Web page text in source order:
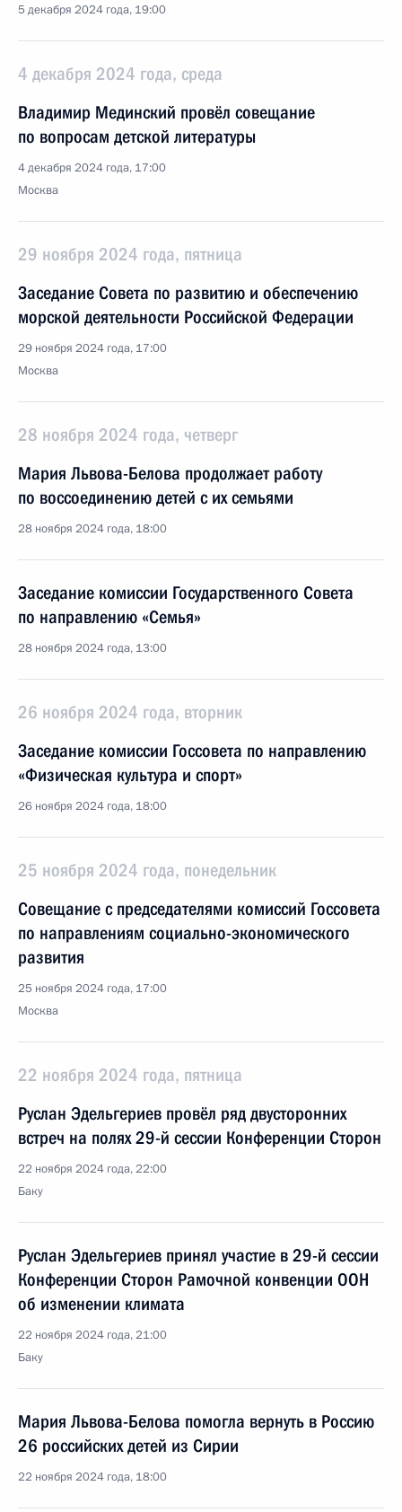
5 декабря 2024 года, 19:00
4 декабря 2024 года, среда
Владимир Мединский провёл совещание
по вопросам детской литературы
4 декабря 2024 года, 17:00
Москва
29 ноября 2024 года, пятница
Заседание Совета по развитию и обеспечению
морской деятельности Российской Федерации
29 ноября 2024 года, 17:00
Москва
28 ноября 2024 года, четверг
Мария Львова-Белова продолжает работу
по воссоединению детей с их семьями
28 ноября 2024 года, 18:00
Заседание комиссии Государственного Совета
по направлению «Семья»
28 ноября 2024 года, 13:00
26 ноября 2024 года, вторник
Заседание комиссии Госсовета по направлению
«Физическая культура и спорт»
26 ноября 2024 года, 18:00
25 ноября 2024 года, понедельник
Совещание с председателями комиссий Госсовета
по направлениям социально-экономического
развития
25 ноября 2024 года, 17:00
Москва
22 ноября 2024 года, пятница
Руслан Эдельгериев провёл ряд двусторонних
встреч на полях 29-й сессии Конференции Сторон
22 ноября 2024 года, 22:00
Баку
Руслан Эдельгериев принял участие в 29-й сессии
Конференции Сторон Рамочной конвенции ООН
об изменении климата
22 ноября 2024 года, 21:00
Баку
Мария Львова-Белова помогла вернуть в Россию
26 российских детей из Сирии
22 ноября 2024 года, 18:00